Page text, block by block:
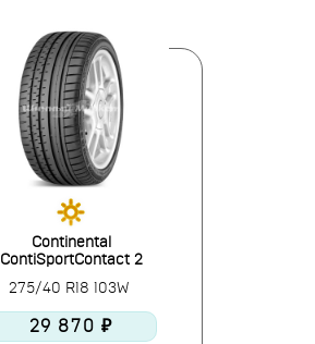
Continental
ContiSportContact 2
275/40 R18 103W
29 870 ₽